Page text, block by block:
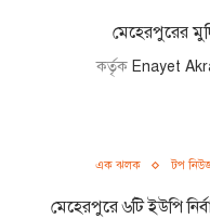
মেহেরপুরের
কর্তৃক Enayet
এক ঝলক টপ
মেহেরপুরে ৬টি ইউপি